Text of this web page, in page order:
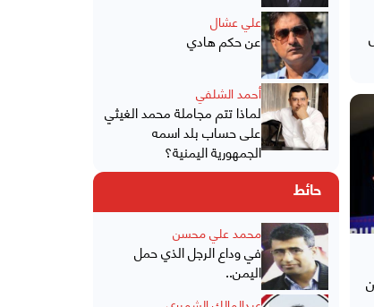
علي عشال
عن حكم هادي
أحمد الشلفي
لماذا تتم مجاملة محمد الغيثي
على حساب بلد اسمه
الجمهورية اليمنية؟
حائط
محمد علي محسن
في وداع الرجل الذي حمل
اليمن..